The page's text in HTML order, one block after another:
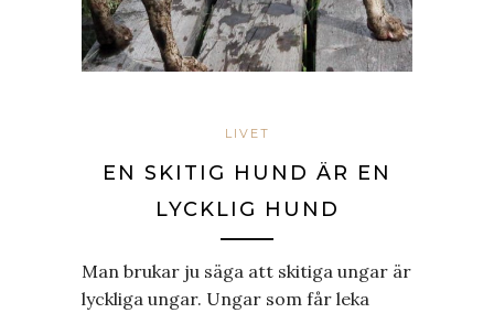
LIVET
EN SKITIG HUND ÄR EN
LYCKLIG HUND
Man brukar ju säga att skitiga ungar är
lyckliga ungar. Ungar som får leka